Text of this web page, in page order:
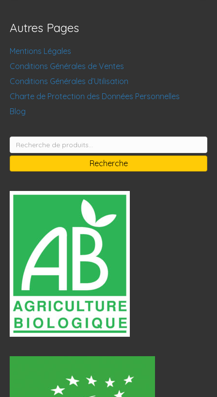
Autres Pages
Mentions Légales
Conditions Générales de Ventes
Conditions Générales d’Utilisation
Charte de Protection des Données Personnelles
Blog
Recherche
pour :
Recherche